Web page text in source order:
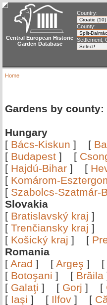
Central European Historic
Garden Database
Country:
County:
Settlement,
Home
Gardens by county:
Hungary
[ Bács-Kiskun ] [
[ Budapest ] [
[ Hajdú-Bihar ] [
[ Komárom-
[ Szabolcs-Szatmár-
Slovakia
[ Bratislavský kraj ]
[ Trenčiansky kraj ]
[ Košický kraj ] [
Romania
[ Arad ] [ Argeş ] [
[ Botoşani ] [ Brăila
[ Galaţi ] [ Gorj ] [
[ Iaşi ] [ Ilfov ] [